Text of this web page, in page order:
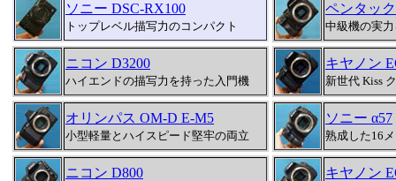
ソニー DSC-RX100
トップレベル描写力のコンパクト
ペンタッ
中級機の実
ニコン D3200
ハイエンドの描写力を持った入門機
キヤノン
新世代 Kiss
オリンパス OM-D E-M5
小型軽量とハイスピード堅牢の両立
ソニー α57
熟成した16
ニコン D800 キヤノン